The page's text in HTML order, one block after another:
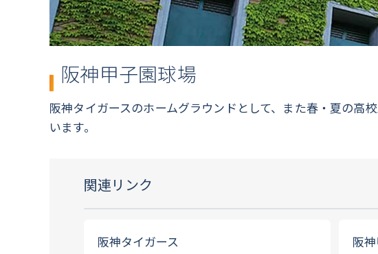
阪神甲子園球場
阪神タイガースのホームグラウンドとして、また春・夏の高
います。
関連リンク
阪神タイガース 阪